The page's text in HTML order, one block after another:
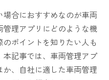
合におすすめなのが車両
理アプリにどのような機
ポイントを知りたい人も
記事では、車両管理アプ
か、自社に適した車両管理